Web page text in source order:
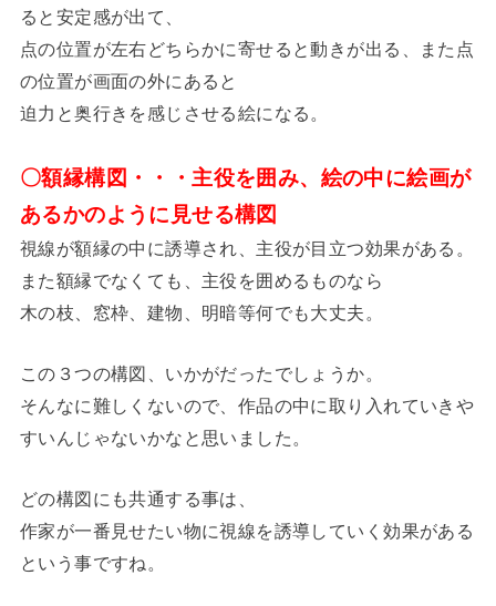
ると安定感が出て、
点の位置が左右どちらかに寄せると動きが出る、また点
の位置が画面の外にあると
迫力と奥行きを感じさせる絵になる。
〇額縁構図・・・主役を囲み、絵の中に絵画が
あるかのように見せる構図
視線が額縁の中に誘導され、主役が目立つ効果がある。
また額縁でなくても、主役を囲めるものなら
木の枝、窓枠、建物、明暗等何でも大丈夫。
この３つの構図、いかがだったでしょうか。
そんなに難しくないので、作品の中に取り入れていきや
すいんじゃないかなと思いました。
どの構図にも共通する事は、
作家が一番見せたい物に視線を誘導していく効果がある
という事ですね。